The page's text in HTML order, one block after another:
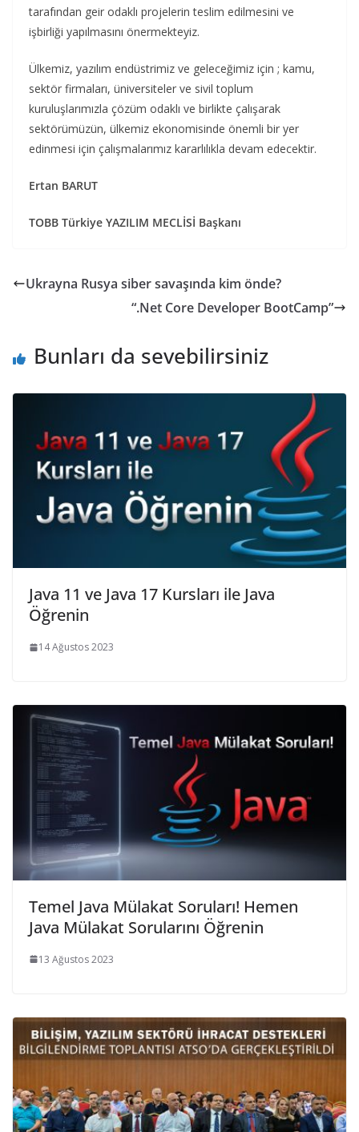
tarafından geir odaklı projelerin teslim edilmesini ve
işbirliği yapılmasını önermekteyiz.
Ülkemiz, yazılım endüstrimiz ve geleceğimiz için ; kamu,
sektör firmaları, üniversiteler ve sivil toplum
kuruluşlarımızla çözüm odaklı ve birlikte çalışarak
sektörümüzün, ülkemiz ekonomisinde önemli bir yer
edinmesi için çalışmalarımız kararlılıkla devam edecektir.
Ertan BARUT
TOBB Türkiye YAZILIM MECLİSİ Başkanı
Ukrayna Rusya siber savaşında kim önde?
“.Net Core Developer BootCamp”
Bunları da sevebilirsiniz
Java 11 ve Java 17 Kursları ile Java
Öğrenin
14 Ağustos 2023
Temel Java Mülakat Soruları! Hemen
Java Mülakat Sorularını Öğrenin
13 Ağustos 2023